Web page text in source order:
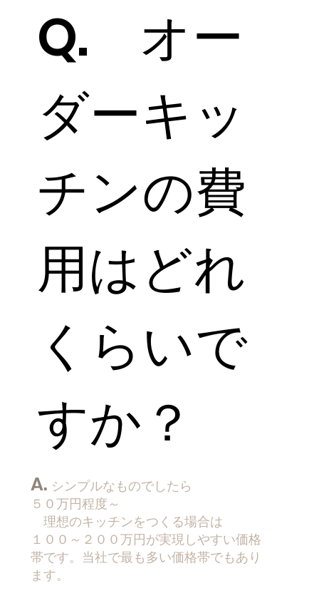
A. シンプルなものでしたら
５０万円程度～
理想のキッチンをつくる場合は
１００～２００万円が実現しやすい​価格
帯です。当社で最も多い価格帯でもあり
ます。
Q. オー
ダーキッ
チンの費
用はどれ
くらいで
すか？